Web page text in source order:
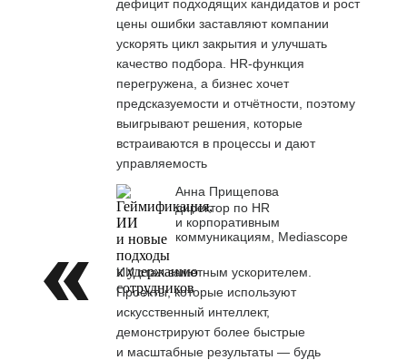
дефицит подходящих кандидатов и рост
цены ошибки заставляют компании
ускорять цикл закрытия и улучшать
качество подбора. HR-функция
перегружена, а бизнес хочет
предсказуемости и отчётности, поэтому
выигрывают решения, которые
встраиваются в процессы и дают
управляемость
Анна Прищепова
директор по HR
и корпоративным
коммуникациям, Mediascope
ИИ стал заметным ускорителем.
Проекты, которые используют
искусственный интеллект,
демонстрируют более быстрые
и масштабные результаты — будь